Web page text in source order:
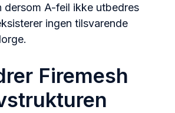
dersom A-feil ikke utbedres
ingen tilsvarende
Firemesh